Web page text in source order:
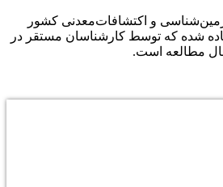
و اکتشافات‌معدنی کشور
۴۳۳ نمونه آماده شده که توسط کارشناسان مستقر در
مطالعه است.